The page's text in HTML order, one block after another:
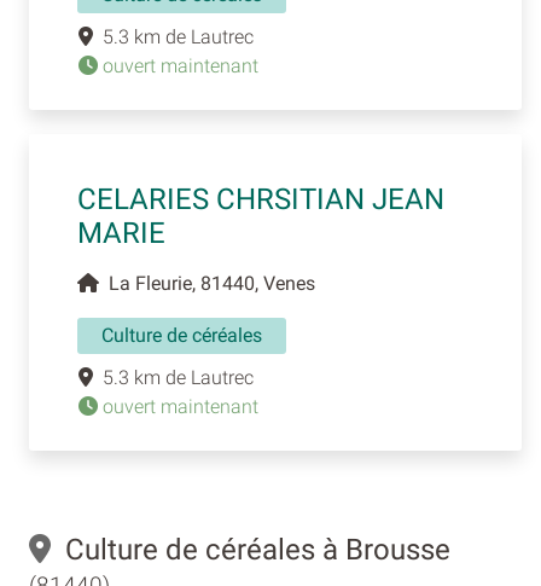
5.3 km de Lautrec
ouvert maintenant
CELARIES CHRSITIAN JEAN
MARIE
La Fleurie, 81440, Venes
Culture de céréales
5.3 km de Lautrec
ouvert maintenant
Culture de céréales à Brousse